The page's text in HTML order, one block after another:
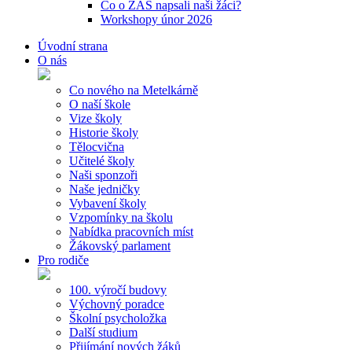
Co o ZAS napsali naši žáci?
Workshopy únor 2026
Úvodní strana
O nás
Co nového na Metelkárně
O naší škole
Vize školy
Historie školy
Tělocvična
Učitelé školy
Naši sponzoři
Naše jedničky
Vybavení školy
Vzpomínky na školu
Nabídka pracovních míst
Žákovský parlament
Pro rodiče
100. výročí budovy
Výchovný poradce
Školní psycholožka
Další studium
Přijímání nových žáků